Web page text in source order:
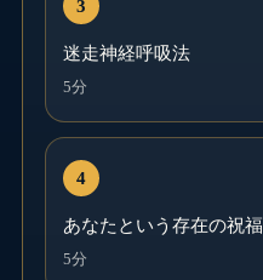
迷走神経呼吸法
5分
あなたという存在の祝福
5分